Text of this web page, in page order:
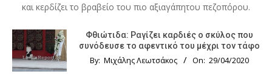
και κερδίζει το βραβείο του πιο αξιαγάπητου πεζοπόρου.
Φθιώτιδα: Ραγίζει καρδιές ο σκύλος που
συνόδευσε το αφεντικό του μέχρι τον τάφο
By: Μιχάλης Λεωτσάκος On: 29/04/2020